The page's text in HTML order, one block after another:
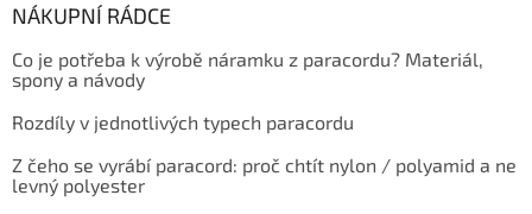
NÁKUPNÍ RÁDCE
Co je potřeba k výrobě náramku z paracordu? Materiál,
spony a návody
Rozdíly v jednotlivých typech paracordu
Z čeho se vyrábí paracord: proč chtít nylon / polyamid a ne
levný polyester